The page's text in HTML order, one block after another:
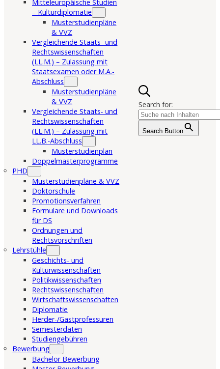
Mitteleuropäische Studien
– Kulturdiplomatie
Musterstudienpläne
& VVZ
Vergleichende Staats- und
Rechtswissenschaften
(LL.M.) – Zulassung mit
Staatsexamen oder M.A.-
Abschluss
Musterstudienpläne
& VVZ
Vergleichende Staats- und
Rechtswissenschaften
(LL.M.) – Zulassung mit
LL.B.-Abschluss
Musterstudienplan
Doppelmasterprogramme
PHD
Musterstudienpläne & VVZ
Doktorschule
Promotionsverfahren
Formulare und Downloads
für DS
Ordnungen und
Rechtsvorschriften
Lehrstühle
Geschichts- und
Kulturwissenschaften
Politikwissenschaften
Rechtswissenschaften
Wirtschaftswissenschaften
Diplomatie
Herder-/Gastprofessuren
Semesterdaten
Studiengebühren
Bewerbung
Bachelor Bewerbung
Search for:
Search Button